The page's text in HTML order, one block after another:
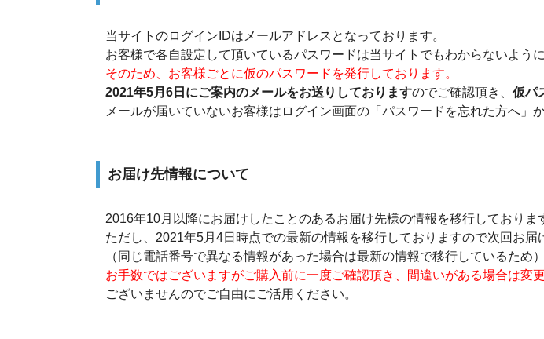
当サイトのログインIDはメールアドレスとなっております。
お客様で各自設定して頂いているパスワードは当サイトでもわからないよう
そのため、お客様ごとに仮のパスワードを発行しております。
2021年5月6日にご案内のメールをお送りしておりますのでご確認頂き、 仮パ
メールが届いていないお客様はログイン画面の「パスワードを忘れた方へ」
お届け先情報について
2016年10月以降にお届けしたことのあるお届け先様の情報を移行しておりま
ただし、2021年5月4日時点での最新の情報を移行しておりますので次回お
（同じ電話番号で異なる情報があった場合は最新の情報で移行しているため）
お手数ではございますがご購入前に一度ご確認頂き、間違いがある場合は変
ございませんのでご自由にご活用ください。